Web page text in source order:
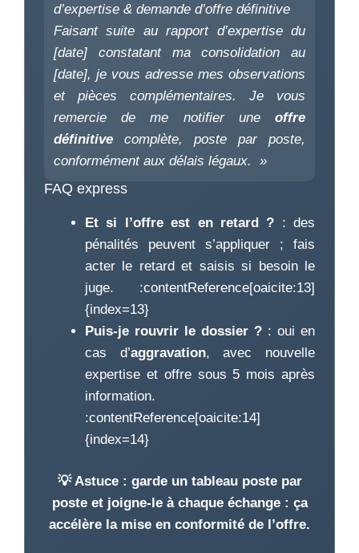
d’expertise & demande d’offre définitive
Faisant suite au rapport d’expertise du
[date] constatant ma consolidation au
[date], je vous adresse mes observations
et pièces complémentaires. Je vous
remercie de me notifier une offre
définitive complète, poste par poste,
conformément aux délais légaux. »
FAQ express
Et si l’offre est en retard ? : des
pénalités peuvent s’appliquer ; fais
acter le retard et saisis si besoin le
juge. :contentReference[oaicite:13]
{index=13}
Puis-je rouvrir le dossier ? : oui en
cas d’aggravation, avec nouvelle
expertise et offre sous 5 mois après
information.
:contentReference[oaicite:14]
{index=14}
💡 Astuce : garde un tableau poste par
posteet joigne-le à chaque échange : ça
accélère la mise en conformité de l’offre.